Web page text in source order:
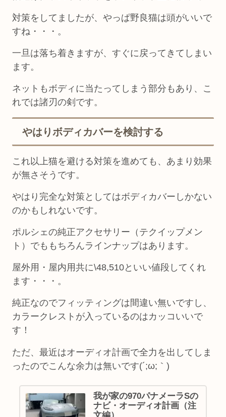
対策をしてましたが、やっぱ野良猫は頭がいいで
すね・・・。
一旦は落ち着きますが、すぐに戻ってきてしまい
ます。
ネットもボディに当たってしまう部分もあり、こ
れでは諸刃の剣です。
やはりボディカバーを検討する
これ以上猫を避ける対策を進めても、あまり効果
が無さそうです。
やはり完全な対策としてはボディカバーしかない
のかもしれないです。
ポルシェの純正アクセサリー（テクイップメン
ト）でももちろんラインナップはあります。
屋外用・屋内用共に\48,510といい値段してくれ
ます・・・。
純正なのでフィッティングは間違い無いですし、
カラークレストが入っているのはカッコいいで
す！
ただ、最近はオーディオ計画で全力を出してしま
ったのでこんな余力は無いです(´;ω;｀)
我が家の970パナメーラSの
ナビ・オーディオ計画（注